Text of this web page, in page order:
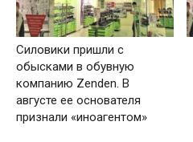
Силовики пришли с
обысками в обувную
компанию Zenden. В
августе ее основателя
признали «иноагентом»